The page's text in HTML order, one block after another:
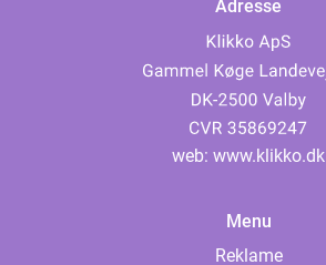
Adresse
web: www.klikko.dk
Menu
Reklame